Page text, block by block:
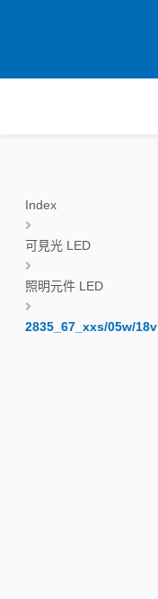
Index
可見光 LED
照明元件 LED
2835_67_xxs/05w/18v